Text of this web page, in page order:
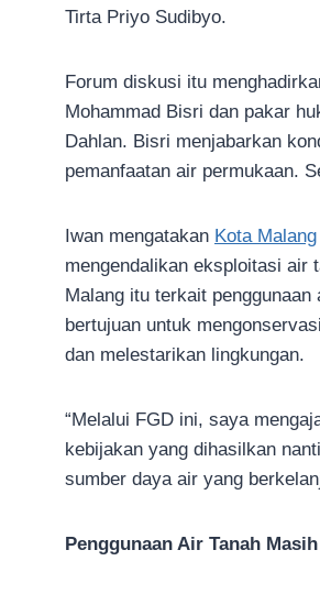
Tirta Priyo Sudibyo.
Forum diskusi itu
Mohammad Bisri dan pakar
Dahlan. Bisri menjabarkan
pemanfaatan air permukaan.
Iwan mengatakan Kota Malang
mengendalikan eksploitasi air
Malang itu terkait
bertujuan untuk
dan melestarikan lingkungan.
“Melalui FGD ini, saya
kebijakan yang dihasilkan
sumber daya air yang
Penggunaan Air Tanah